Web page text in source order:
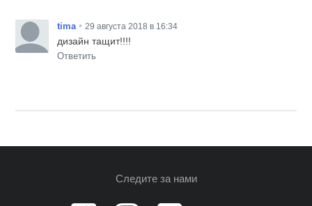
tima • 29 августа 2018 в 16:34
дизайн тащит!!!!
Ответить
Следите за нами